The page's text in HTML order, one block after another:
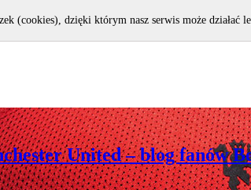
United – blog fanów
(cookies), dzięki którym nasz serwis może działać